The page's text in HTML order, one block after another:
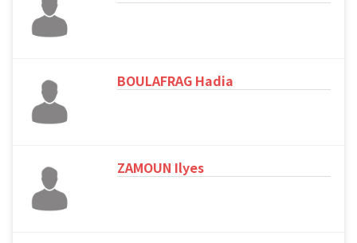
BOULAFRAG Hadia
ZAMOUN Ilyes